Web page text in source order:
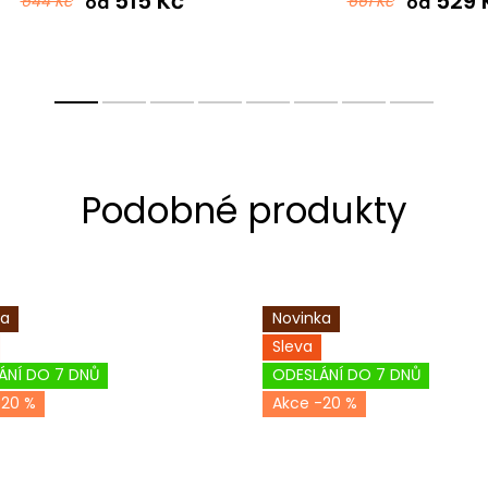
DO 7 DNŮ
%
Novinka
Sleva
ODESLÁNÍ DO 7 DNŮ
-20 %